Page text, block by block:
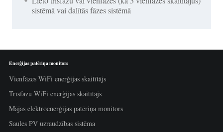
sistēmā vai dalītās fāzes sistēmā
Enerģijas patēriņa monitors
Vienfāzes WiFi enerģijas skaitītājs
Trīsfāzu WiFi enerģijas skaitītājs
Mājas elektroenerģijas patēriņa monitors
Saules PV uzraudzības sistēma